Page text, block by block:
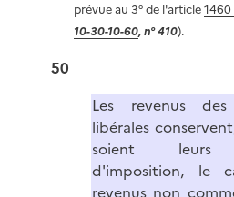
prévue au 3° de l'article1460
10-30-10-60, n° 410).
50
Les revenus des
libérales
soient leurs
d'imposition, le